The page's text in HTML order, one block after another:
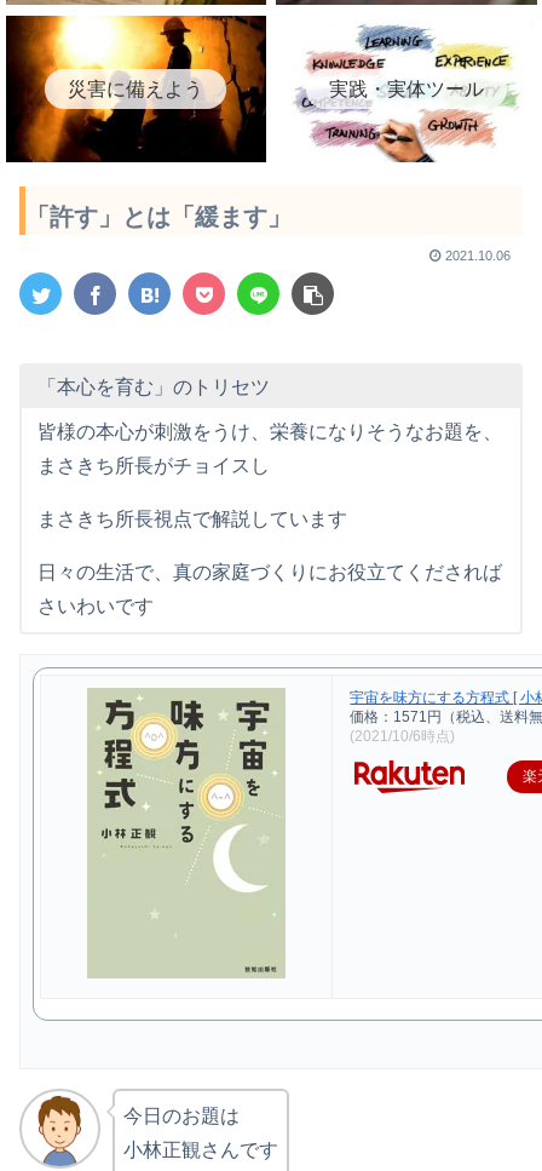
災害に備えよう 実践・実体ツール
「許す」とは「緩ます」
2021.10.06
「本心を育む」のトリセツ
皆様の本心が刺激をうけ、栄養になりそうなお題を、
まさきち所長がチョイスし
まさきち所長視点で解説しています
日々の生活で、真の家庭づくりにお役立てくだされば
さいわいです
宇宙を味方にする方程式 [ 小
価格：1571円（税込、送料
(2021/10/6時点)
楽
今日のお題は
小林正観さんです